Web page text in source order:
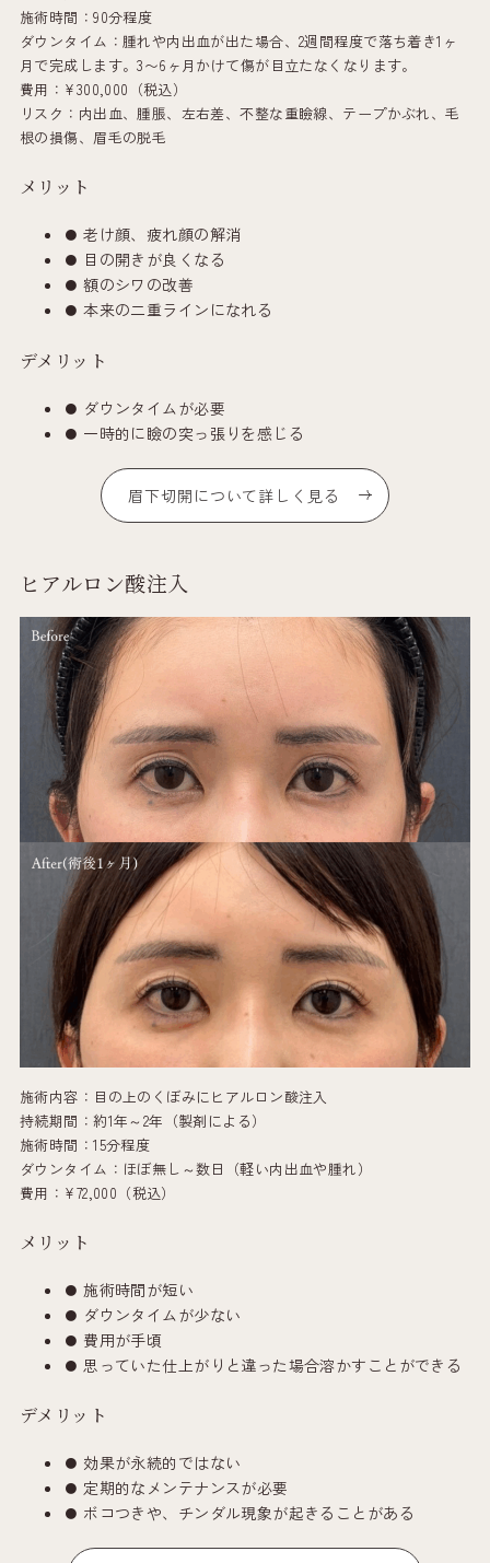
施術時間：90分程度
ダウンタイム：腫れや内出血が出た場合、2週間程度で落ち着き1ヶ
月で完成します。3〜6ヶ月かけて傷が目立たなくなります。
費用：¥300,000（税込）
リスク：内出血、腫脹、左右差、不整な重瞼線、テープかぶれ、毛
根の損傷、眉毛の脱毛
メリット
老け顔、疲れ顔の解消
目の開きが良くなる
額のシワの改善
本来の二重ラインになれる
デメリット
ダウンタイムが必要
一時的に瞼の突っ張りを感じる
眉下切開について詳しく見る
ヒアルロン酸注入
施術内容：目の上のくぼみにヒアルロン酸注入
持続期間：約1年～2年（製剤による）
施術時間：15分程度
ダウンタイム：ほぼ無し～数日（軽い内出血や腫れ）
費用：¥72,000（税込）
メリット
施術時間が短い
ダウンタイムが少ない
費用が手頃
思っていた仕上がりと違った場合溶かすことができる
デメリット
効果が永続的ではない
定期的なメンテナンスが必要
ボコつきや、チンダル現象が起きることがある